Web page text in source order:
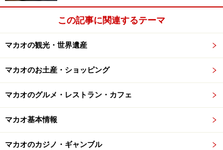
セナド広場。地面に敷き詰められているのが「カルサーダ
ス」と呼ばれる石畳
マカオの象徴ともいえる「聖ポール天主堂跡」
カラベラから徒歩約5分で世界遺産「
といったルート上にある世界遺産に立ち寄りながら、マ
カオのシンボルともいえる世界遺産「聖ポール天主堂跡
（通称：大三巴）」を目指しましょう。
この記事に関連するテーマ
マカオの観光・世界遺産
マカオのお土産・ショッピング
マカオのグルメ・レストラン・カフェ
マカオ基本情報
マカオのカジノ・ギャンブル